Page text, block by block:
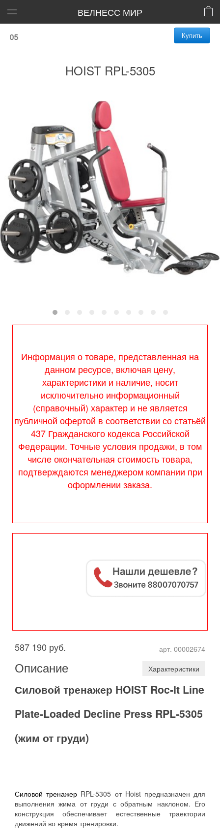
ВЕЛНЕСС МИР
HOIST RPL-5305
Купить
HOIST RPL-5305
Информация о товаре, представленная на
данном ресурсе, включая цену,
характеристики и наличие, носит
исключительно информационный
(справочный) характер и не является
публичной офертой в соответствии со статьёй
437 Гражданского кодекса Российской
Федерации. Точные условия продажи, в том
числе окончательная стоимость товара,
подтверждаются менеджером компании при
оформлении заказа.
арт. 00002674
587 190 руб.
Описание Характеристики
Силовой тренажер HOIST Roc-It Line
Plate-Loaded Decline Press RPL-5305
(жим от груди)
Силовой тренажер RPL-5305 от Hoist предназначен для
выполнения жима от груди с обратным наклоном. Его
конструкция обеспечивает естественные траектории
движений во время тренировки.